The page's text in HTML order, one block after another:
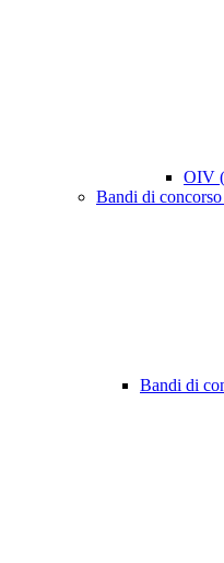
OIV
Bandi di concorso
Bandi di